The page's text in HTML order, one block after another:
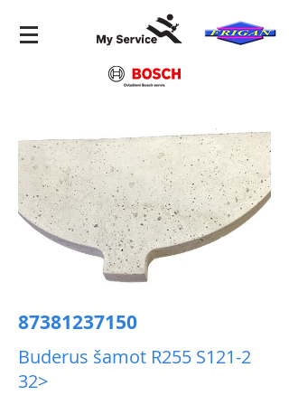
87381237150
Buderus šamot R255 S121-2
32>